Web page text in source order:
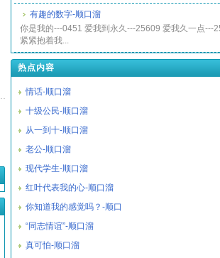
有趣的数字-顺口溜
你是我的---0451 爱我到永久---25609 爱我久一点---
紧紧抱着我...
热点内容
情话-顺口溜
十级公民-顺口溜
从一到十-顺口溜
老公-顺口溜
现代学生-顺口溜
红叶代表我的心-顺口溜
你知道我的感觉吗？-顺口
“同志情谊”-顺口溜
真可怕-顺口溜